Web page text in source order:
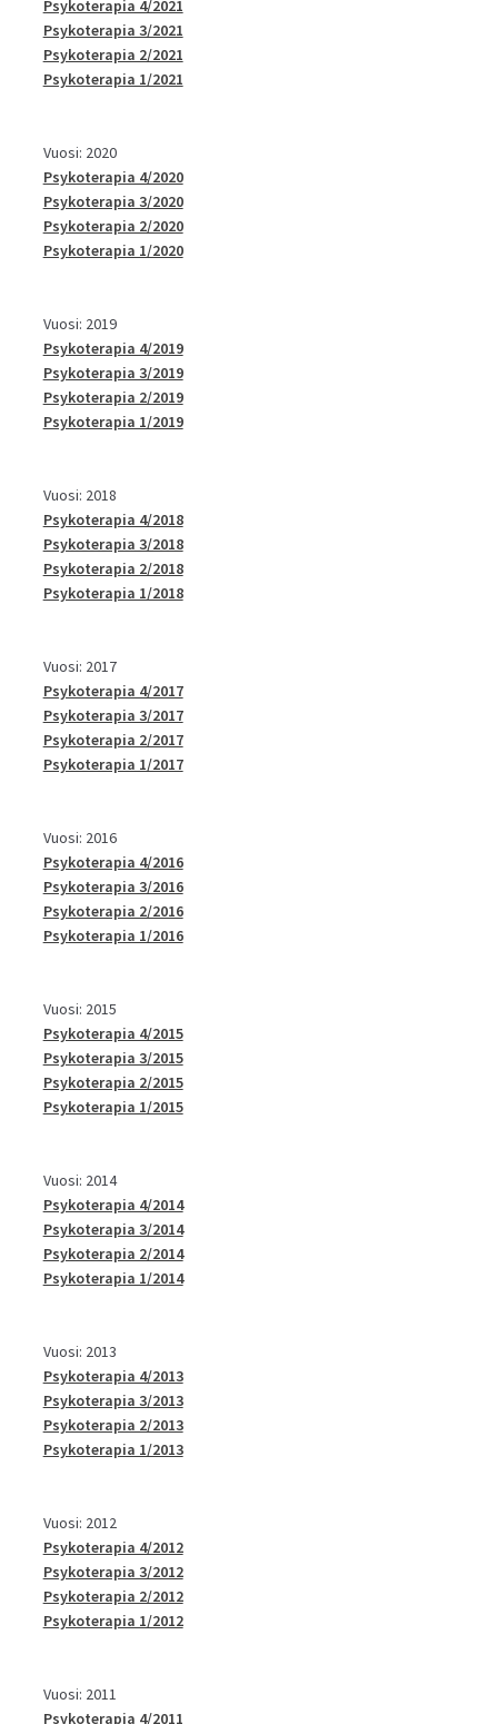
Psykoterapia 4/2021
Psykoterapia 3/2021
Psykoterapia 2/2021
Psykoterapia 1/2021
Vuosi: 2020
Psykoterapia 4/2020
Psykoterapia 3/2020
Psykoterapia 2/2020
Psykoterapia 1/2020
Vuosi: 2019
Psykoterapia 4/2019
Psykoterapia 3/2019
Psykoterapia 2/2019
Psykoterapia 1/2019
Vuosi: 2018
Psykoterapia 4/2018
Psykoterapia 3/2018
Psykoterapia 2/2018
Psykoterapia 1/2018
Vuosi: 2017
Psykoterapia 4/2017
Psykoterapia 3/2017
Psykoterapia 2/2017
Psykoterapia 1/2017
Vuosi: 2016
Psykoterapia 4/2016
Psykoterapia 3/2016
Psykoterapia 2/2016
Psykoterapia 1/2016
Vuosi: 2015
Psykoterapia 4/2015
Psykoterapia 3/2015
Psykoterapia 2/2015
Psykoterapia 1/2015
Vuosi: 2014
Psykoterapia 4/2014
Psykoterapia 3/2014
Psykoterapia 2/2014
Psykoterapia 1/2014
Vuosi: 2013
Psykoterapia 4/2013
Psykoterapia 3/2013
Psykoterapia 2/2013
Psykoterapia 1/2013
Vuosi: 2012
Psykoterapia 4/2012
Psykoterapia 3/2012
Psykoterapia 2/2012
Psykoterapia 1/2012
Vuosi: 2011
Psykoterapia 4/2011